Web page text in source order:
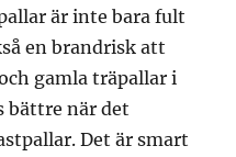
är inte bara fult
en brandrisk att
gamla träpallar i
bättre när det
Det är smart